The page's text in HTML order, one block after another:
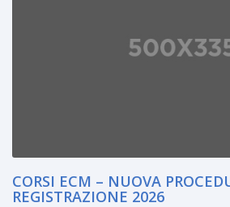
CORSI ECM – NUOVA
REGISTRAZIONE 2026